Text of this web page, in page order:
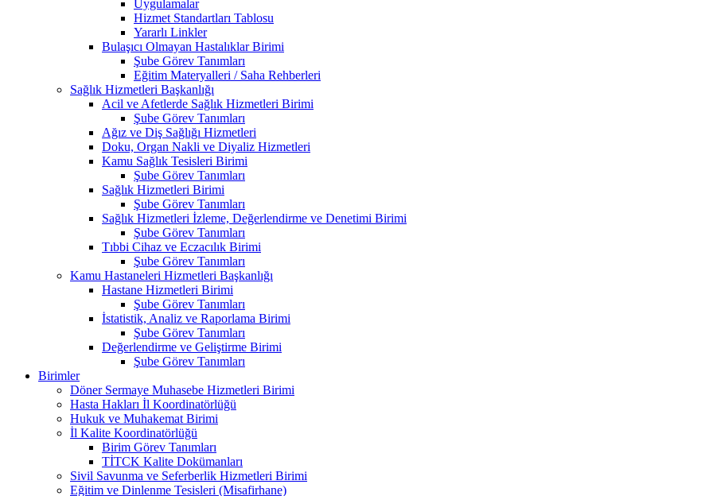
Uygulamalar
Hizmet Standartları Tablosu
Yararlı Linkler
Bulaşıcı Olmayan Hastalıklar Birimi
Şube Görev Tanımları
Eğitim Materyalleri / Saha Rehberleri
Sağlık Hizmetleri Başkanlığı
Acil ve Afetlerde Sağlık Hizmetleri Birimi
Şube Görev Tanımları
Ağız ve Diş Sağlığı Hizmetleri
Doku, Organ Nakli ve Diyaliz Hizmetleri
Kamu Sağlık Tesisleri Birimi
Şube Görev Tanımları
Sağlık Hizmetleri Birimi
Şube Görev Tanımları
Sağlık Hizmetleri İzleme, Değerlendirme ve Denetimi Birimi
Şube Görev Tanımları
Tıbbi Cihaz ve Eczacılık Birimi
Şube Görev Tanımları
Kamu Hastaneleri Hizmetleri Başkanlığı
Hastane Hizmetleri Birimi
Şube Görev Tanımları
İstatistik, Analiz ve Raporlama Birimi
Şube Görev Tanımları
Değerlendirme ve Geliştirme Birimi
Şube Görev Tanımları
Birimler
Döner Sermaye Muhasebe Hizmetleri Birimi
Hasta Hakları İl Koordinatörlüğü
Hukuk ve Muhakemat Birimi
İl Kalite Koordinatörlüğü
Birim Görev Tanımları
TİTCK Kalite Dokümanları
Sivil Savunma ve Seferberlik Hizmetleri Birimi
Eğitim ve Dinlenme Tesisleri (Misafirhane)